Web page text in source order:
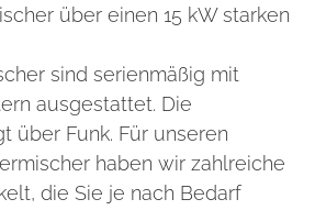
über einen 15 kW starken
sind serienmäßig mit
ausgestattet. Die
über Funk. Für unseren
haben wir zahlreiche
die Sie je nach Bedarf